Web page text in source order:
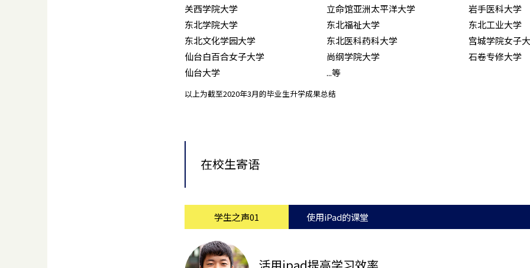
关西学院大学
立命馆亚洲太平洋大学
岩手医科大学
东北学院大学
东北福祉大学
东北工业大学
东北文化学园大学
东北医科药科大学
宫城学院女子
仙台白百合女子大学
尚纲学院大学
石卷专修大学
仙台大学
...等
以上为截至2020年3月的毕业生升学成果总结
在校生寄语
学生之声01 使用iPad的课堂
活用ipad提高学习效率